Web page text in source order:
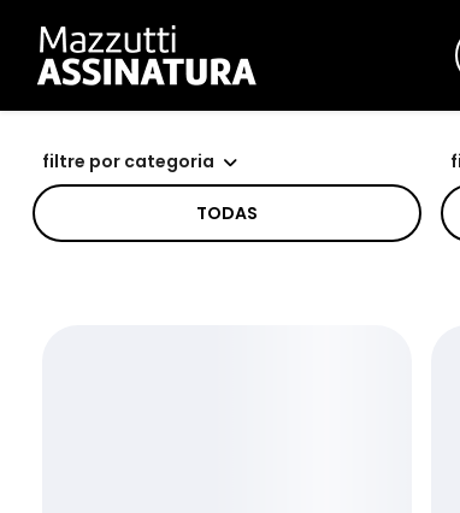
filtre por categoria
TODAS